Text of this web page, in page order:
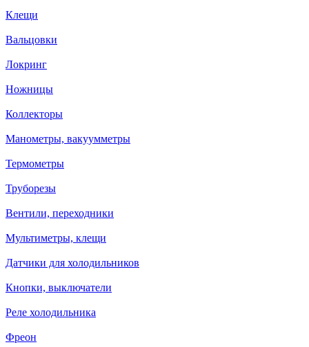
Клещи
Вальцовки
Локринг
Ножницы
Коллекторы
Манометры, вакуумметры
Термометры
Труборезы
Вентили, переходники
Мультиметры, клещи
Датчики для холодильников
Кнопки, выключатели
Реле холодильника
Фреон